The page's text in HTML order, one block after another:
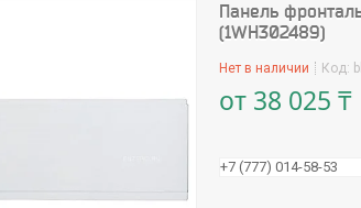
Панель
(1WH302489)
Нет в наличии Код:
от 38 025 ₸
+7 (777) 014-58-53